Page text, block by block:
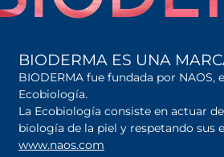
BIODERMA ES UNA
BIODERMA fue fundada por NAOS,
Ecobiología.
La Ecobiología consiste en actuar
biología de la piel y respetando sus
www.naos.com